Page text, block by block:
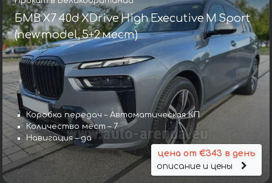
БМВ X7 40d XDrive High Executive M Sport
(new model, 5+2 мест)
Коробка передач – Автоматическая КП
Количество мест – 7
Навигация – да
цена от €343 в день
описание и цены